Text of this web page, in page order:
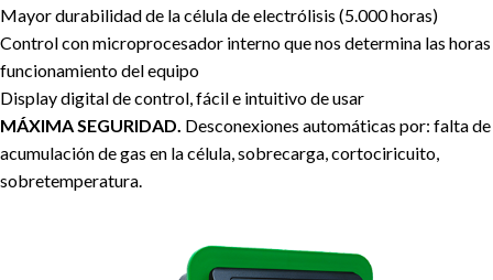
Mayor durabilidad de la célula de electrólisis (5.000 horas)
Control con microprocesador interno que nos determina las
funcionamiento del equipo
Display digital de control, fácil e intuitivo de usar
MÁXIMA SEGURIDAD. Desconexiones automáticas por: falta
acumulación de gas en la célula, sobrecarga, cortociricuito,
sobretemperatura.